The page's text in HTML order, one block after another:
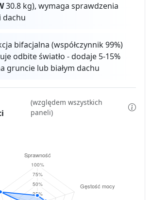
30.8 kg), wymaga sprawdzenia
dachu
bifacjalna (współczynnik 99%)
odbite światło - dodaje 5-15%
gruncie lub białym dachu
(względem wszystkich
paneli)